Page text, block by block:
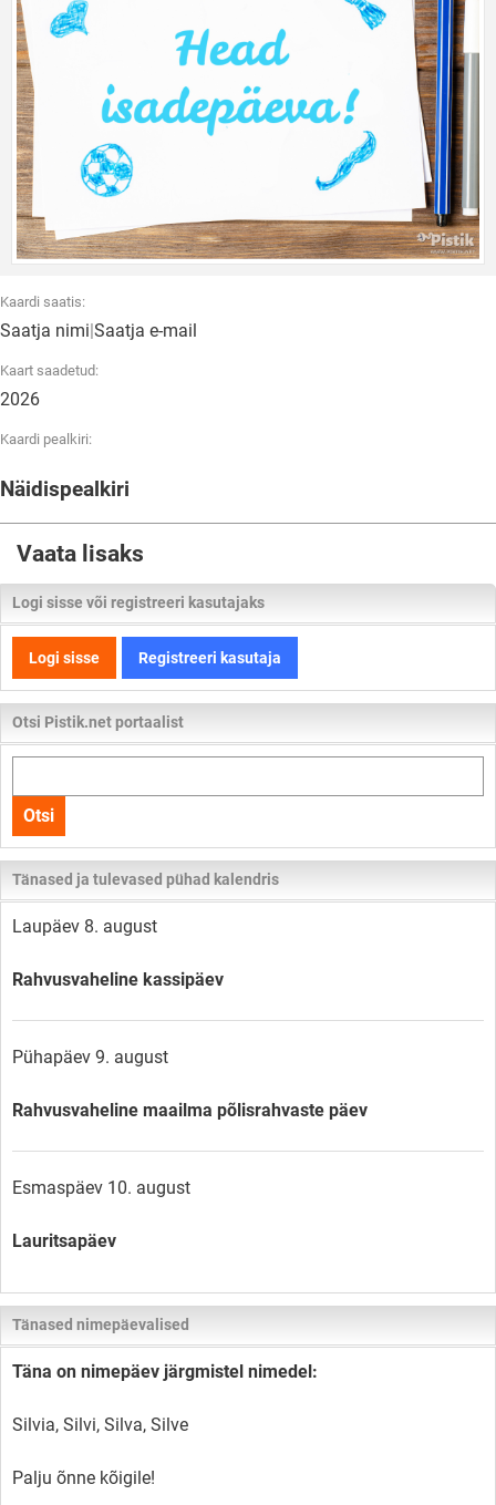
Kaardi saatis:
Saatja nimi|Saatja e-mail
Kaart saadetud:
2026
Kaardi pealkiri:
Näidispealkiri
Vaata lisaks
Logi sisse või registreeri kasutajaks
Logi sisse Registreeri kasutaja
Otsi Pistik.net portaalist
kogu
lehelt
Otsi
Tänased ja tulevased pühad kalendris
Laupäev 8. august
Rahvusvaheline kassipäev
Pühapäev 9. august
Rahvusvaheline maailma põlisrahvaste päev
Esmaspäev 10. august
Lauritsapäev
Tänased nimepäevalised
Täna on nimepäev järgmistel nimedel:
Silvia, Silvi, Silva, Silve
Palju õnne kõigile!